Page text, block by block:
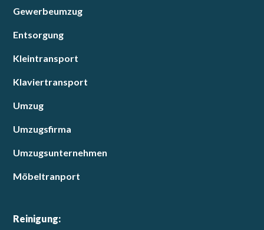
Gewerbeumzug
Entsorgung
Kleintransport
Klaviertransport
Umzug
Umzugsfirma
Umzugsunternehmen
Möbeltranport
Reinigung: